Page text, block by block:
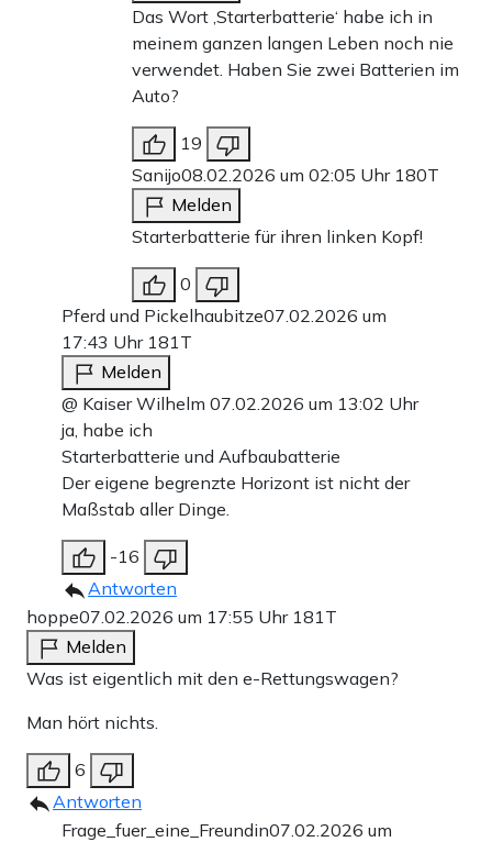
Das Wort ‚Starterbatterie‘ habe ich in
meinem ganzen langen Leben noch nie
verwendet. Haben Sie zwei Batterien im
Auto?
19
Sanijo08.02.2026 um 02:05 Uhr 180T
Melden
Starterbatterie für ihren linken Kopf!
0
Pferd und Pickelhaubitze07.02.2026 um
17:43 Uhr 181T
Melden
@ Kaiser Wilhelm 07.02.2026 um 13:02 Uhr
ja, habe ich
Starterbatterie und Aufbaubatterie
Der eigene begrenzte Horizont ist nicht der
Maßstab aller Dinge.
-16
Antworten
hoppe07.02.2026 um 17:55 Uhr 181T
Melden
Was ist eigentlich mit den e-Rettungswagen?
Man hört nichts.
6
Antworten
Frage_fuer_eine_Freundin07.02.2026 um